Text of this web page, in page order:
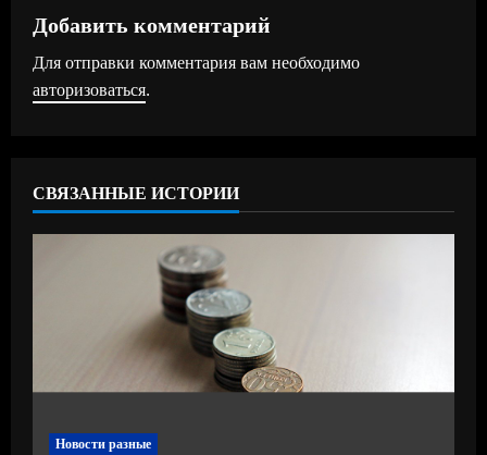
ж
и
ч
и
Добавить комментарий
Для отправки комментария вам необходимо
авторизоваться.
СВЯЗАННЫЕ ИСТОРИИ
Новости разные